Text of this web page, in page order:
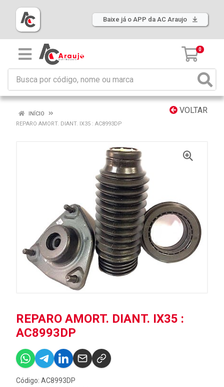
Baixe já o APP da AC Araujo
0
VOLTAR
INÍCIO
REPARO AMORT. DIANT. IX35 : AC8993DP
REPARO AMORT. DIANT. IX35 :
AC8993DP
Código: AC8993DP